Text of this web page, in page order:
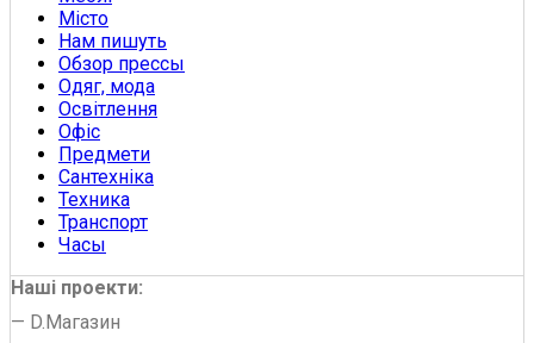
Місто
Нам пишуть
Обзор прессы
Одяг, мода
Освітлення
Офіс
Предмети
Сантехніка
Техника
Транспорт
Часы
Наші проекти:
— D.Магазин